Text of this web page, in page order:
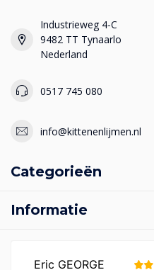
Industrieweg 4-C
9482 TT Tynaarlo
Nederland
0517 745 080
info@kittenenlijmen.nl
Categorieën
Informatie